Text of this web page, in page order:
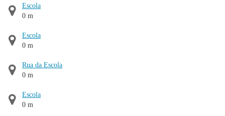
Escola
0 m
Escola
0 m
Rua da Escola
0 m
Escola
0 m